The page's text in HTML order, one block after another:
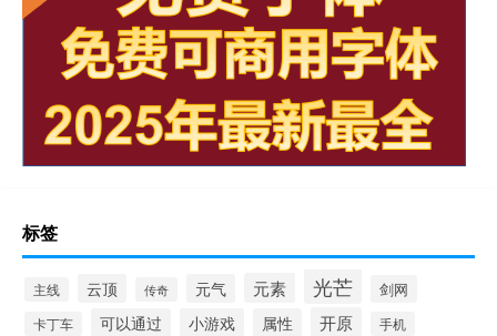
标签
主线 云顶 传奇 元气 元素 光芒 剑网
卡丁车 可以通过 小游戏 属性 开原 手机